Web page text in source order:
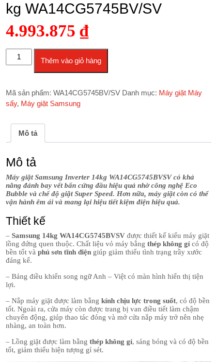
kg WA14CG5745BV/SV
4.993.875 ₫
Máy giặt Samsung Inverter 14 kg WA14CG5745BV/SV số lượng
Thêm vào giỏ hàng
Mã sản phẩm: WA14CG5745BV/SV Danh mục: Máy giặt Máy
sấy, Máy giặt Samsung
Mô tả
Mô tả
Máy giặt Samsung Inverter 14kg WA14CG5745BVSV có khả
năng đánh bay vết bẩn cứng đầu hiệu quả nhờ công nghệ Eco
Bubble và chế độ giặt Super Speed. Hơn nữa, máy giặt còn có thể
vận hành êm ái và mang lại hiệu tiết kiệm điện hiệu quả.
Thiết kế
– Samsung 14kg WA14CG5745BVSV được thiết kế kiểu máy giặt
lồng đứng quen thuộc. Chất liệu vỏ máy bằng thép không gỉ có độ
bền tốt và phủ sơn tĩnh điện giúp giảm thiểu tình trạng trầy xước
đáng kể.
– Bảng điều khiển song ngữ Anh – Việt có màn hình hiển thị tiện
lợi.
– Nắp máy giặt được làm bằng kính chịu lực trong suốt, có độ bền
tốt. Ngoài ra, cửa máy còn được trang bị van điều tiết làm chậm
chuyển động, giúp thao tác đóng và mở cửa nắp máy trở nên nhẹ
nhàng, an toàn hơn.
– Lồng giặt được làm bằng thép không gỉ, sáng bóng và có độ bền
tốt, giảm thiểu hiện tượng gỉ sét.